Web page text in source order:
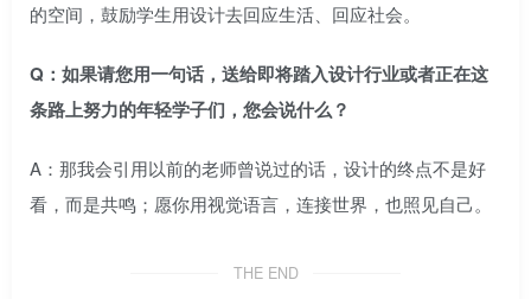
的空间，鼓励学生用设计去回应生活、回应社会。
Q：如果请您用一句话，送给即将踏入设计行业或者正在这
条路上努力的年轻学子们，您会说什么？
A：那我会引用以前的老师曾说过的话，设计的终点不是好
看，而是共鸣；愿你用视觉语言，连接世界，也照见自己。
THE END